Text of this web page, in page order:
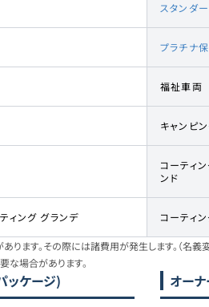
スタンダ
プラチナ
福祉車両
キャンピ
コーティ
ンド
ィング グランデ コーティ
ます。その際には諸費用が発生します。（名義変
な場合があります。
ッケージ) オー